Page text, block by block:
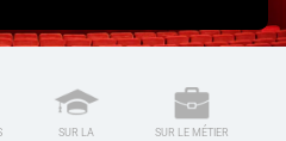
SUR LA
SUR LE MÉTIER